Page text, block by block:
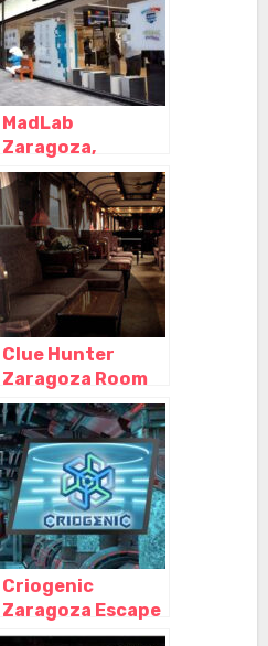
Zaragoza
MadLab
Zaragoza,
Zaragoza –
Zaragoza
Clue Hunter
Zaragoza Room
Escape, Zaragoza
– Aragón
Criogenic
Zaragoza Escape
Room, Zaragoza –